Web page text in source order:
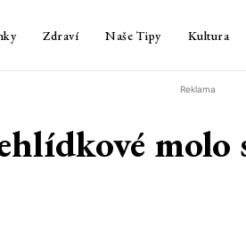
Zdraví Naše Tipy Kultura
Reklama
molo